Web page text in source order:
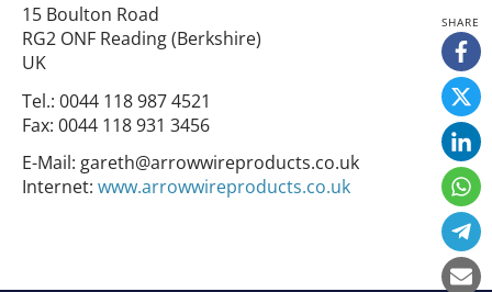
15 Boulton Road
RG2 ONF Reading (Berkshire)
UK
Tel.: 0044 118 987 4521
Fax: 0044 118 931 3456
E-Mail: gareth@arrowwireproducts.co.uk
Internet: www.arrowwireproducts.co.uk